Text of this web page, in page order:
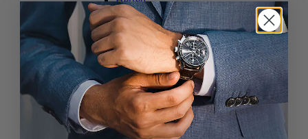
Schweizer Uhren
Damen
Herren
Skelettuhren
Damen
Herren
Smartwatches
Damen
Herren
Solaruhren
Herren